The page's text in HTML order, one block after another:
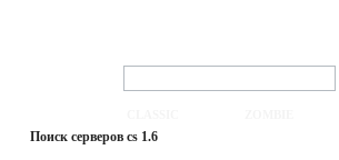
Поиск серверов cs 1.6